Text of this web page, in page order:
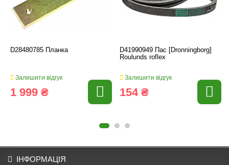
D28480785 Планка
Залишити відгук
1 999 ₴
D41990949 Пас [Dronningborg]
Roulunds roflex
Залишити відгук
154 ₴
ІНФОРМАЦІЯ